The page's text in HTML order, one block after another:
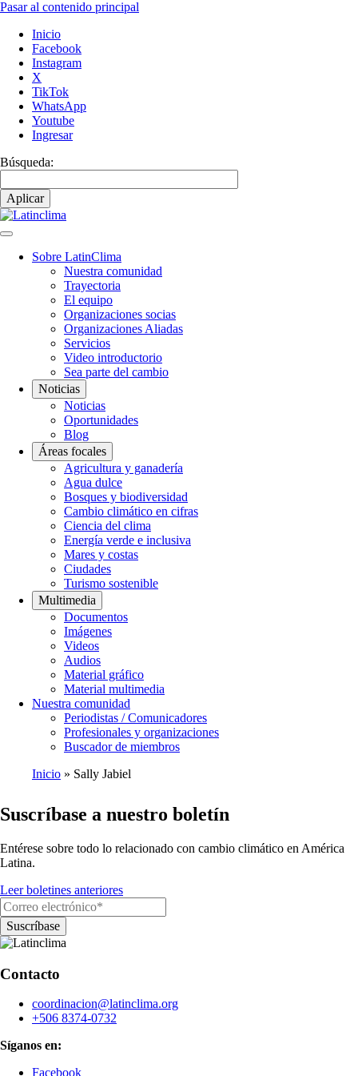
Pasar al contenido principal
Inicio
Facebook
Instagram
X
TikTok
WhatsApp
Youtube
Ingresar
Búsqueda:
Navegación
Sobre LatinClima
Nuestra comunidad
Trayectoria
El equipo
Organizaciones socias
Organizaciones Aliadas
Servicios
Video introductorio
Sea parte del cambio
Noticias
Noticias
Oportunidades
Blog
Áreas focales
Agricultura y ganadería
Agua dulce
Bosques y biodiversidad
Cambio climático en cifras
Ciencia del clima
Energía verde e inclusiva
Mares y costas
Ciudades
Turismo sostenible
Multimedia
Documentos
Imágenes
Videos
Audios
Material gráfico
Material multimedia
Nuestra comunidad
Periodistas / Comunicadores
Profesionales y organizaciones
Buscador de miembros
de
Inicio Sally Jabiel
Suscríbase a nuestro boletín
Entérese sobre todo lo relacionado con cambio climático en América
Latina.
Leer boletines anteriores
Contacto
coordinacion@latinclima.org
+506 8374-0732
Síganos en:
Facebook